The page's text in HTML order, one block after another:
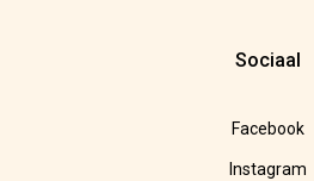
Sociaal
Facebook
Instagram